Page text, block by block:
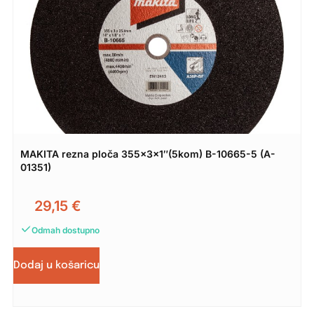
MAKITA rezna ploča 355x3x1″(5kom) B-10665-5 (A-
01351)
29,15 €
Odmah dostupno
Dodaj u košaricu